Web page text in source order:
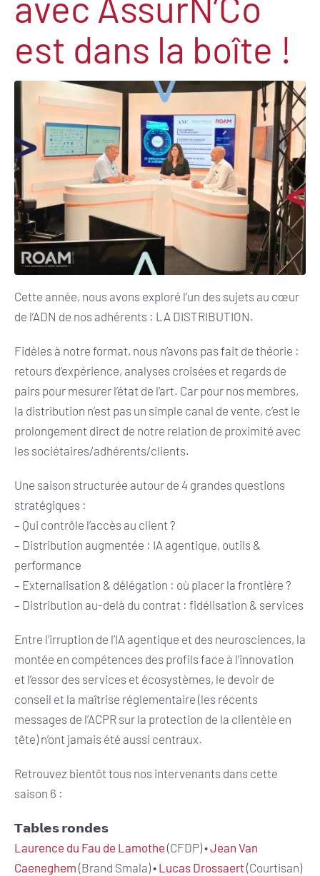
est dans la boîte !
Cette année, nous avons exploré l’un des sujets au cœur
de l’ADN de nos adhérents : LA DISTRIBUTION.
Fidèles à notre format, nous n’avons pas fait de théorie :
retours d’expérience, analyses croisées et regards de
pairs pour mesurer l’état de l’art. Car pour nos membres,
la distribution n’est pas un simple canal de vente, c’est le
prolongement direct de notre relation de proximité avec
les sociétaires/adhérents/clients.
Une saison structurée autour de 4 grandes questions
stratégiques :
– Qui contrôle l’accès au client ?
– Distribution augmentée : IA agentique, outils &
performance
– Externalisation & délégation : où placer la frontière ?
– Distribution au-delà du contrat : fidélisation & services
Entre l’irruption de l’IA agentique et des neurosciences, la
montée en compétences des profils face à l’innovation
et l’essor des services et écosystèmes, le devoir de
conseil et la maîtrise réglementaire (les récents
messages de l’ACPR sur la protection de la clientèle en
tête) n’ont jamais été aussi centraux.
Retrouvez bientôt tous nos intervenants dans cette
saison 6 :
𝗧𝗮𝗯𝗹𝗲𝘀 𝗿𝗼𝗻𝗱𝗲𝘀
Laurence du Fau de Lamothe (CFDP) •Jean Van
Caeneghem (Brand Smala) • Lucas Drossaert(Courtisan)